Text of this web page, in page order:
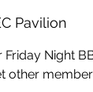
Pavilion
Night
other